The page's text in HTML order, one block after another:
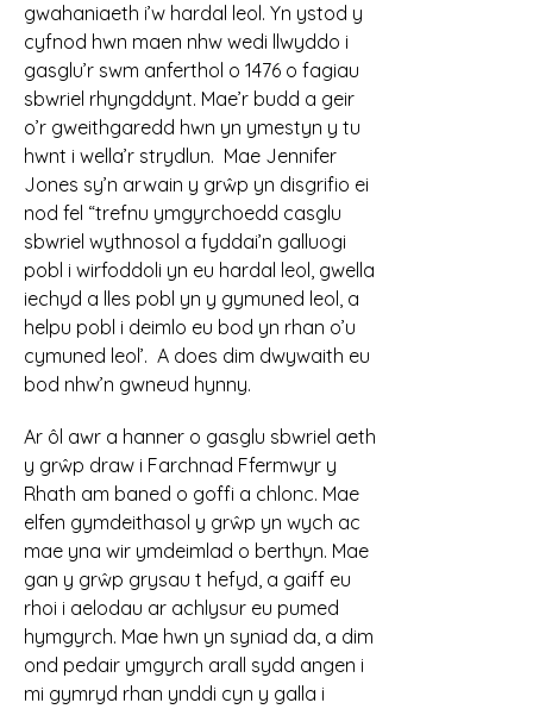
gwahaniaeth i’w hardal leol. Yn ystod y
cyfnod hwn maen nhw wedi llwyddo i
gasglu’r swm anferthol o 1476 o fagiau
sbwriel rhyngddynt. Mae’r budd a geir
o’r gweithgaredd hwn yn ymestyn y tu
hwnt i wella’r strydlun. Mae Jennifer
Jones sy’n arwain y grŵp yn disgrifio ei
nod fel “trefnu ymgyrchoedd casglu
sbwriel wythnosol a fyddai’n galluogi
pobl i wirfoddoli yn eu hardal leol, gwella
iechyd a lles pobl yn y gymuned leol, a
helpu pobl i deimlo eu bod yn rhan o’u
cymuned leol’. A does dim dwywaith eu
bod nhw’n gwneud hynny.
Ar ôl awr a hanner o gasglu sbwriel aeth
y grŵp draw i Farchnad Ffermwyr y
Rhath am baned o goffi a chlonc. Mae
elfen gymdeithasol y grŵp yn wych ac
mae yna wir ymdeimlad o berthyn. Mae
gan y grŵp grysau t hefyd, a gaiff eu
rhoi i aelodau ar achlysur eu pumed
hymgyrch. Mae hwn yn syniad da, a dim
ond pedair ymgyrch arall sydd angen i
mi gymryd rhan ynddi cyn y galla i